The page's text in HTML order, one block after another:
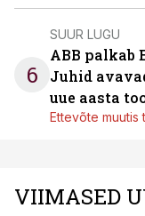
6
SUUR LUGU
ABB palkab
Juhid
uue aasta
Ettevõte muutis
VIIMASED